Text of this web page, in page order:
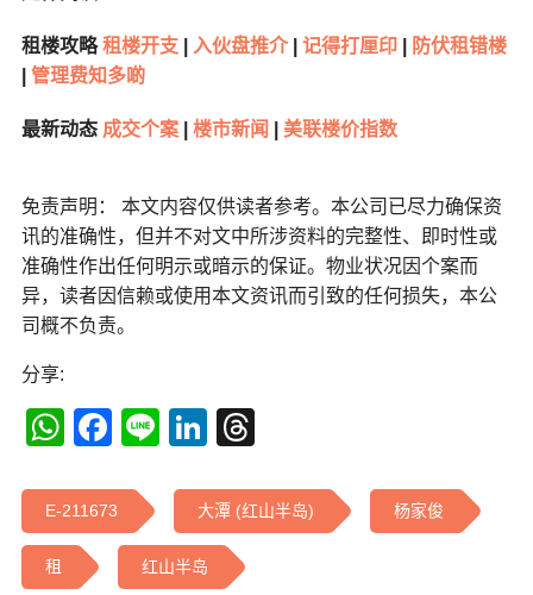
租楼攻略租楼开支 入伙盘推介 记得打厘印
防伏租错楼
管理费知多啲
最新动态 成交个案 楼市新闻 美联楼价指数
免责声明： 本文内容仅供读者参考。本公司已尽力确保资
讯的准确性，但并不对文中所涉资料的完整性、即时性或
准确性作出任何明示或暗示的保证。物业状况因个案而
异，读者因信赖或使用本文资讯而引致的任何损失，本公
司概不负责。
分享:
WhatsApp
Facebook
LineLinkedIn
E-211673 大潭 (红山半岛) 杨家俊
租 红山半岛